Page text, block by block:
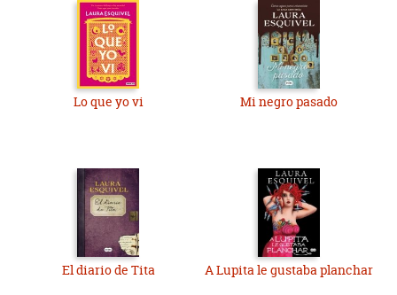
Lo que yo vi Mi negro pasado
El diario de Tita A Lupita le gustaba planchar